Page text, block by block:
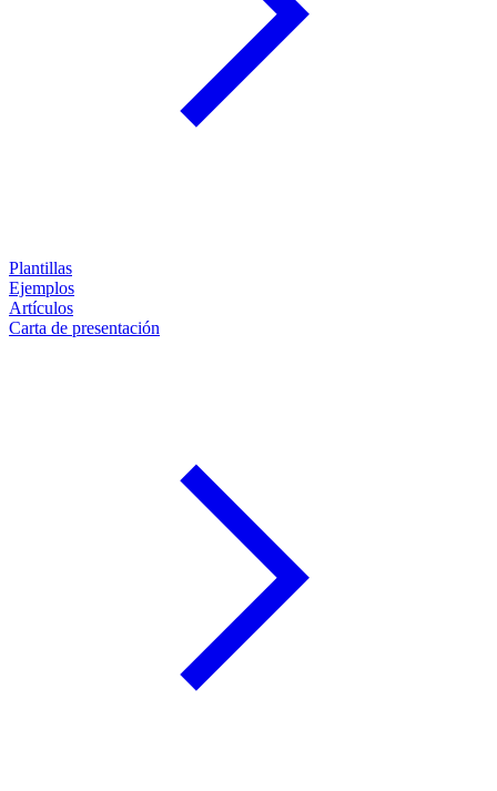
Plantillas
Ejemplos
Artículos
Carta de presentación